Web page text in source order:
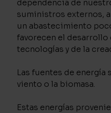
dependencia de
suministros externos,
un abastecimiento
favorecen el desarrollo
tecnologías y de la
Las fuentes de energía
viento o la biomasa.
Estas energías